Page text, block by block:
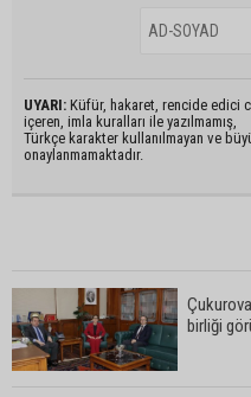
UYARI: Küfür, hakaret, rencide edici
içeren, imla kuralları ile yazılmamış,
Türkçe karakter kullanılmayan ve
onaylanmamaktadır.
birliği